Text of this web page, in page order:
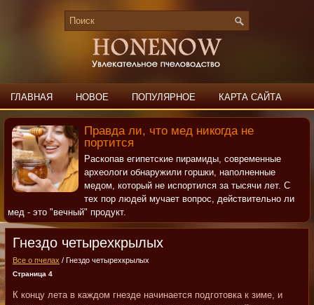
ГЛАВНАЯ НОВОЕ ПОПУЛЯРНОЕ КАРТА САЙТА
ПОИСК КОНТАКТЫ
Правда ли, что мед никогда не
портится
Раскопав египетские пирамиды, современные
археологи обнаружили горшки, наполненные
медом, который не испортился за тысячи лет. С
тех пор людей мучает вопрос, действительно ли
мед - это "вечный" продукт.
Гнездо четырехкрылых
Все о пчелах / Гнездо четырехкрылых
Страница 4
К концу лета в каждом гнезде начинается подготовка к зиме, и